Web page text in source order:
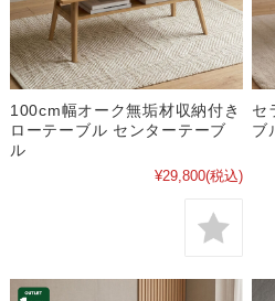
100cm幅オーク無垢材収納付き
ローテーブル センターテーブ
ル
¥29,800(税込)
セ
ブ